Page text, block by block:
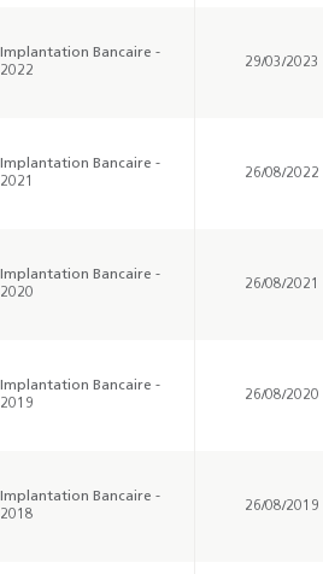
Implantation Bancaire -
2022
29/03/2023
Implantation Bancaire -
2021
26/08/2022
Implantation Bancaire -
2020
26/08/2021
Implantation Bancaire -
2019
26/08/2020
Implantation Bancaire -
2018
26/08/2019